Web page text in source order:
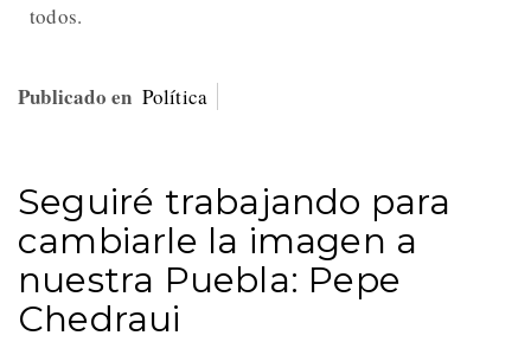
todos.
Publicado en Política
Seguiré trabajando para
cambiarle la imagen a
nuestra Puebla: Pepe
Chedraui